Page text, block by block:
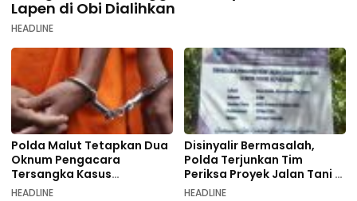
Lapen di Obi Dialihkan
HEADLINE
Polda Malut Tetapkan Dua
Oknum Pengacara
Tersangka Kasus
Pemalsuan Dokumen
HEADLINE
Disinyalir Bermasalah,
Polda Terjunkan Tim
Periksa Proyek Jalan Tani di
Galala
HEADLINE